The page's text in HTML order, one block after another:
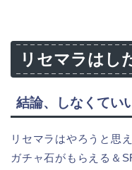
リセマラはし
結論、しなくてい
リセマラはやろうと思
ガチャ石がもらえる＆